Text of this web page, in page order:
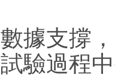
數據支撐
試驗過程